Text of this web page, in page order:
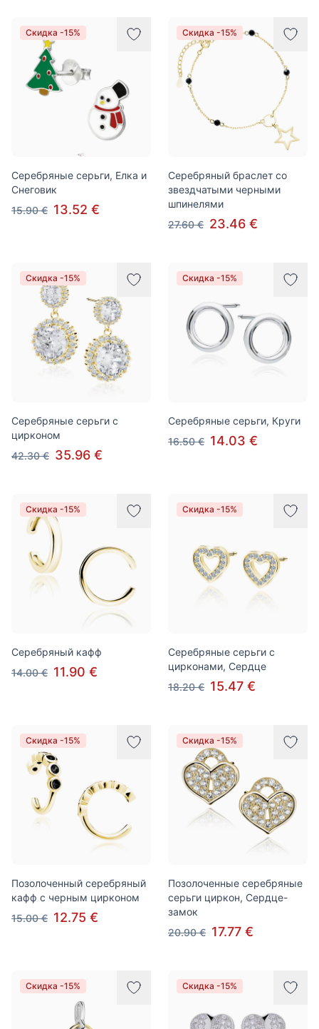
Скидка -15%
Серебряные серьги, Елка и
Снеговик
15.90 € 13.52 €
Скидка -15%
Серебряный браслет со
звездчатыми черными
шпинелями
27.60 € 23.46 €
Скидка -15%
Серебряные серьги с
цирконом
42.30 € 35.96 €
Скидка -15%
Серебряные серьги, Круги
16.50 € 14.03 €
Скидка -15%
Серебряный кафф
14.00 € 11.90 €
Скидка -15%
Серебряные серьги с
цирконами, Сердце
18.20 € 15.47 €
Скидка -15%
Позолоченный серебряный
кафф с черным цирконом
15.00 € 12.75 €
Скидка -15%
Позолоченные серебряные
серьги циркон, Сердце-
замок
20.90 € 17.77 €
Скидка -15% Скидка -15%